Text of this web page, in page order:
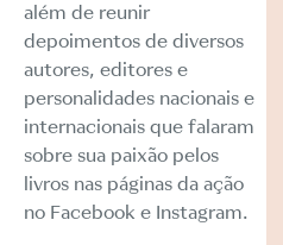
além de reunir
depoimentos de diversos
autores, editores e
personalidades nacionais e
internacionais que falaram
sobre sua paixão pelos
livros nas páginas da ação
no Facebook e Instagram.